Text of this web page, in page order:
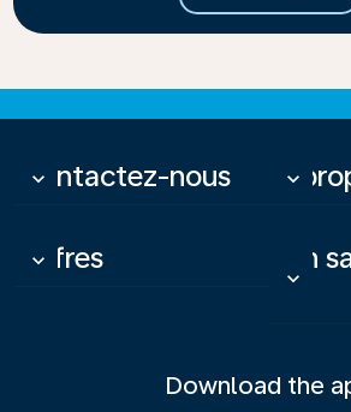
Contactez-nous
keyboard_arrow_down À
keyboard_arrow_down
Offres
keyboard_arrow_down
En
keyboard_arrow_down
Download the